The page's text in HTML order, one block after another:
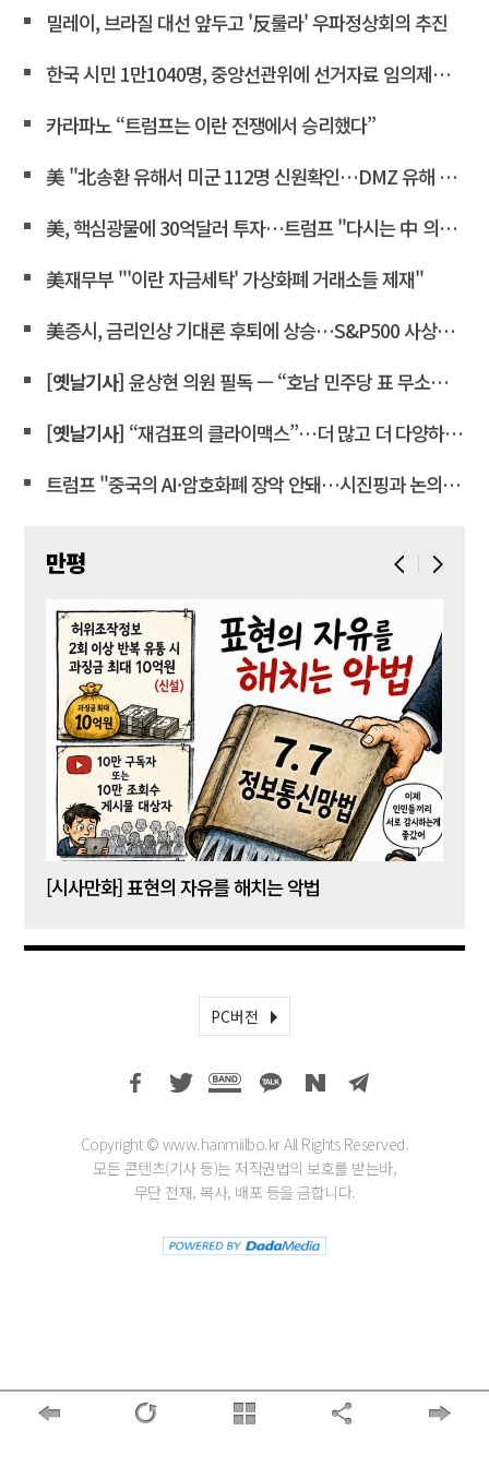
밀레이, 브라질 대선 앞두고 '反룰라' 우파정상회의 추진
한국 시민 1만1040명, 중앙선관위에 선거자료 임의제출 요청
카라파노 “트럼프는 이란 전쟁에서 승리했다”
美 "北송환 유해서 미군 112명 신원확인…DMZ 유해 발굴 재개"
美, 핵심광물에 30억달러 투자…트럼프 "다시는 中 의존 않도록"
美재무부 "'이란 자금세탁' 가상화폐 거래소들 제재"
美증시, 금리인상 기대론 후퇴에 상승…S&P500 사상최고치 마감
[옛날기사] 윤상현 의원 필독 ㅡ “호남 민주당 표 무소속에 보태”… 전산 조작으로 ‘선거비 보전’ 의혹
[옛날기사] “재검표의 클라이맥스”…더 많고 더 다양하게 쏟아진 부정 의심 투표지
트럼프 "중국의 AI·암호화폐 장악 안돼…시진핑과 논의할 것"
만평
[시사만화] 표현의 자유를 해치는 악법
PC버전
Copyright © www.hanmiilbo.kr All Rights Reserved.
모든 콘텐츠(기사 등)는 저작권법의 보호를 받는바,
무단 전재, 복사, 배포 등을 금합니다.